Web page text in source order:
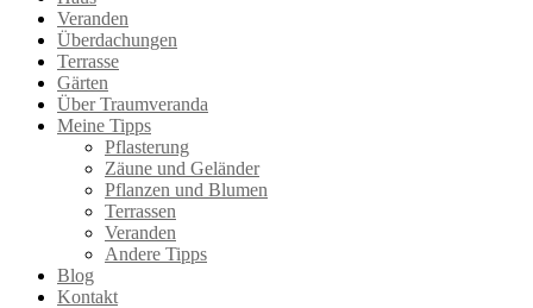
Veranden
Überdachungen
Terrasse
Gärten
Über Traumveranda
Meine Tipps
Pflasterung
Zäune und Geländer
Pflanzen und Blumen
Terrassen
Veranden
Andere Tipps
Blog
Kontakt